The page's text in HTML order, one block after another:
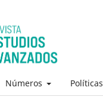
Números Políticas